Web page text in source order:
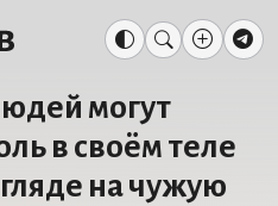
могут
в своём теле
на чужую